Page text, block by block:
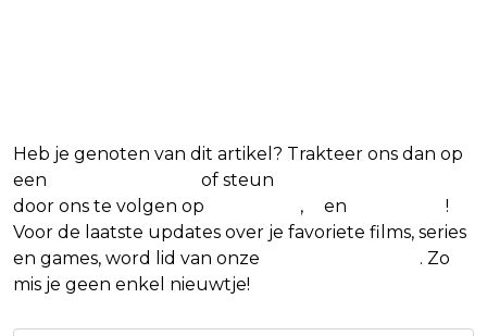
Heb je genoten van dit artikel? Trakteer ons dan op
een
of steun
door ons te volgen op
, en
!
Voor de laatste updates over je favoriete films, series
en games, word lid van onze
. Zo
mis je geen enkel nieuwtje!